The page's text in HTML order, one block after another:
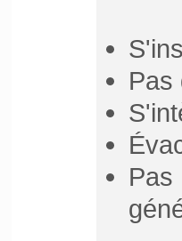
Pas